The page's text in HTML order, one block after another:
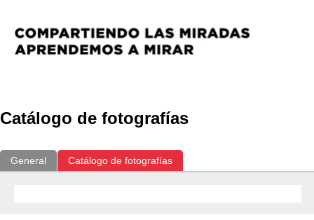
Catálogo de fotografías
General Catálogo de fotografías